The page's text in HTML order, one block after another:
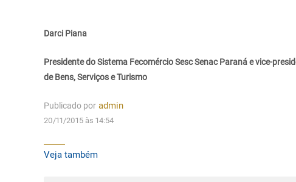
Darci Piana
Presidente do Sistema Fecomércio Sesc Senac Paraná e vice-
de Bens, Serviços e Turismo
Publicado por admin
20/11/2015 às 14:54
Veja também